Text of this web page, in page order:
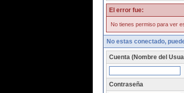
El error fue:
No tienes permiso para ver
No estas conectado,
Cuenta (Nombre del
Contraseña